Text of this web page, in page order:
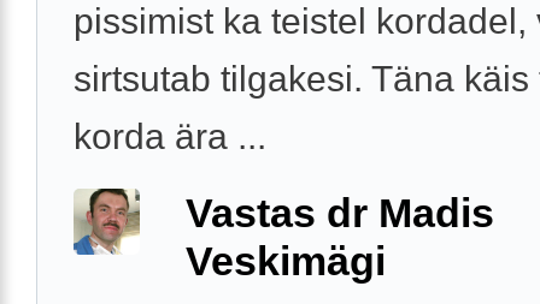
pissimist ka teistel kordadel,
sirtsutab tilgakesi. Täna käis
korda ära ...
Vastas dr Madis
Veskimägi